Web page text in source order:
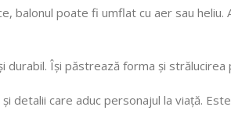
poate fi umflat cu aer sau
Își păstrează forma și
detalii care aduc personajul la viață.